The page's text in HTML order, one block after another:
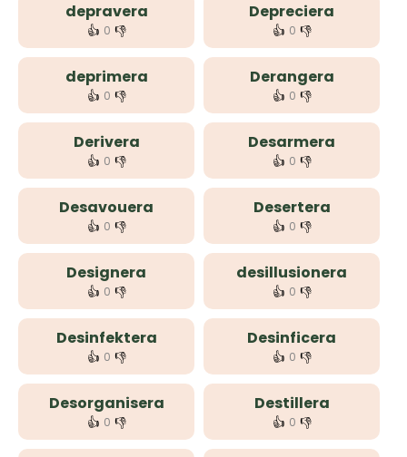
depravera
👍 0 👎
Depreciera
👍 0 👎
deprimera
👍 0 👎
Derangera
👍 0 👎
Derivera
👍 0 👎
Desarmera
👍 0 👎
Desavouera
👍 0 👎
Desertera
👍 0 👎
Designera
👍 0 👎
desillusionera
👍 0 👎
Desinfektera
👍 0 👎
Desinficera
👍 0 👎
Desorganisera
👍 0 👎
Destillera
👍 0 👎